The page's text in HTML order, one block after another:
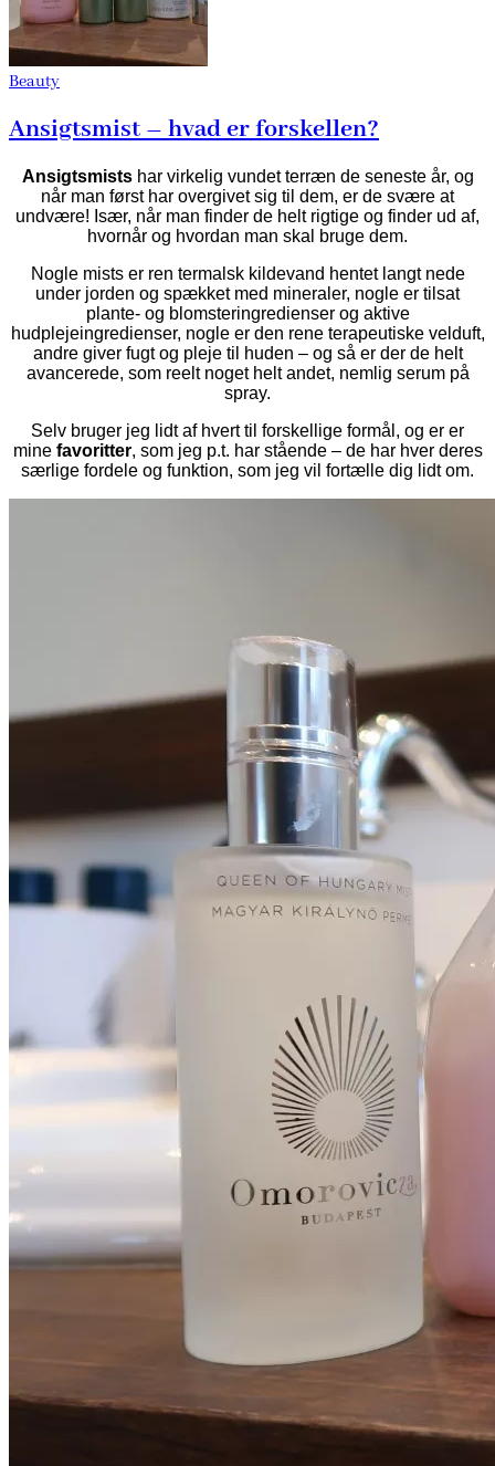
Beauty
Ansigtsmist – hvad er forskellen?
Ansigtsmists har virkelig vundet terræn de seneste år, og
når man først har overgivet sig til dem, er de svære at
undvære! Især, når man finder de helt rigtige og finder ud af,
hvornår og hvordan man skal bruge dem.
Nogle mists er ren termalsk kildevand hentet langt nede
under jorden og spækket med mineraler, nogle er tilsat
plante- og blomsteringredienser og aktive
hudplejeingredienser, nogle er den rene terapeutiske velduft,
andre giver fugt og pleje til huden – og så er der de helt
avancerede, som reelt noget helt andet, nemlig serum på
spray.
Selv bruger jeg lidt af hvert til forskellige formål, og er er
mine favoritter, som jeg p.t. har stående – de har hver deres
særlige fordele og funktion, som jeg vil fortælle dig lidt om.